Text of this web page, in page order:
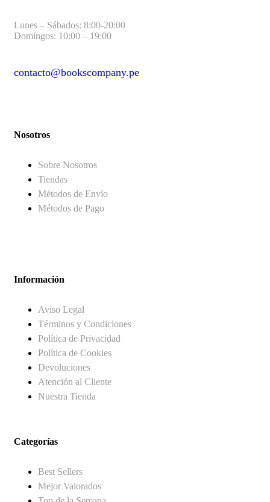
Lunes – Sábados: 8:00-20:00
Domingos: 10:00 – 19:00
contacto@bookscompany.pe
Nosotros
Sobre Nosotros
Tiendas
Métodos de Envío
Métodos de Pago
Información
Aviso Legal
Términos y Condiciones
Política de Privacidad
Política de Cookies
Devoluciones
Atención al Cliente
Nuestra Tienda
Categorías
Best Sellers
Mejor Valorados